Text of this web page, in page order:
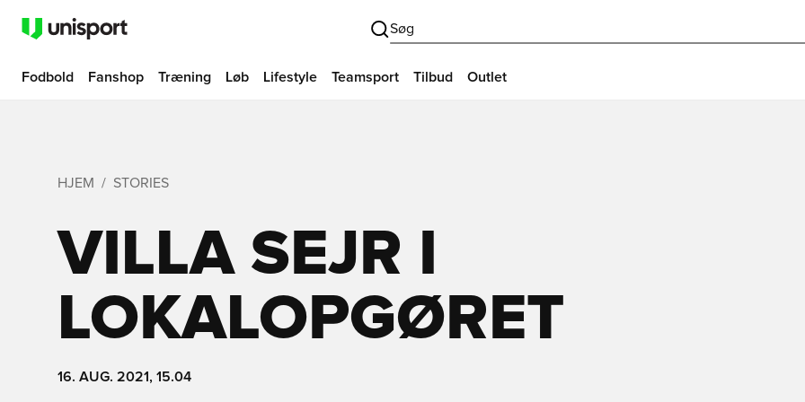
Søg
Fodbold Fanshop Træning Løb Lifestyle Teamsport Tilbud Outlet
HJEM STORIES
VILLA SEJR I
LOKALOPGØRET
16. AUG. 2021, 15.04